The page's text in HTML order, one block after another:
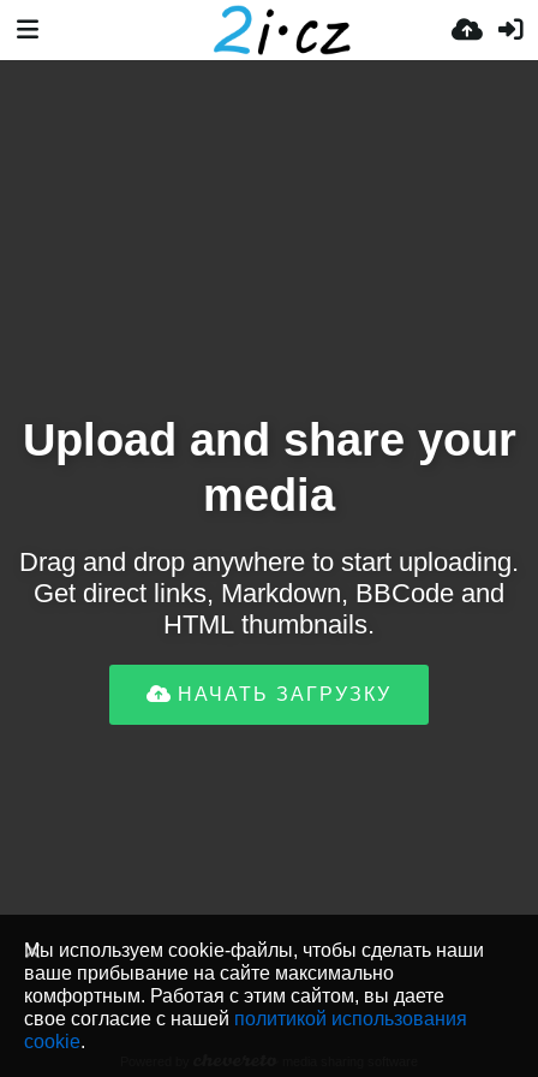
Upload and share your
media
Drag and drop anywhere to start uploading.
Get direct links, Markdown, BBCode and
HTML thumbnails.
НАЧАТЬ ЗАГРУЗКУ
Мы используем cookie-файлы, чтобы сделать наши
ваше прибывание на сайте максимально
комфортным. Работая с этим сайтом, вы даете
свое согласие с нашей политикой использования
cookie.